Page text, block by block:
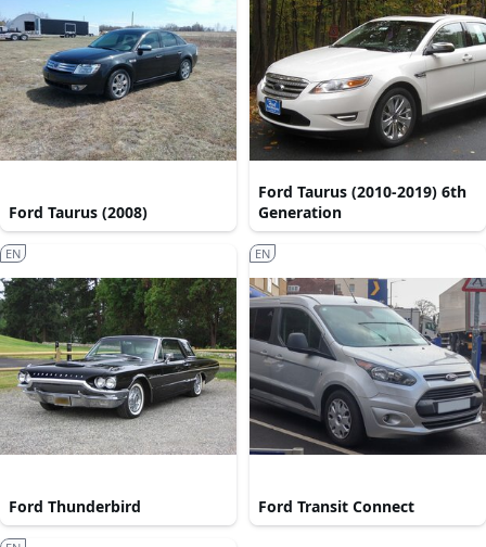
Ford Taurus (2008)
Ford Taurus (2010-2019) 6th
Generation
Ford Thunderbird
EN
Ford Transit Connect
EN